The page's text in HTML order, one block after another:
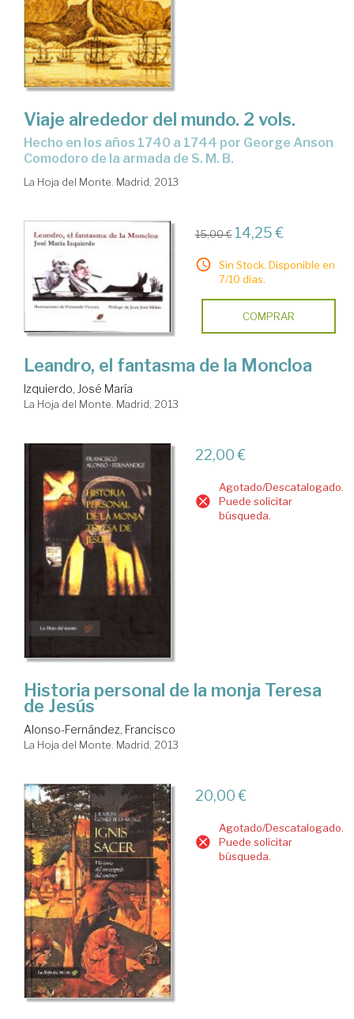
Viaje alrededor del mundo. 2 vols.
Hecho en los años 1740 a 1744 por George Anson
Comodoro de la armada de S. M. B.
La Hoja del Monte. Madrid, 2013
15,00 € 14,25 €
Sin Stock. Disponible en
7/10 días.
COMPRAR
Leandro, el fantasma de la Moncloa
Izquierdo, José María
La Hoja del Monte. Madrid, 2013
22,00 €
Agotado/Descatalogado.
Puede solicitar
búsqueda.
Historia personal de la monja Teresa
de Jesús
Alonso-Fernández, Francisco
La Hoja del Monte. Madrid, 2013
20,00 €
Agotado/Descatalogado.
Puede solicitar
búsqueda.